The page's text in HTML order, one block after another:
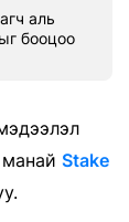
аль
бооцоо
Stake